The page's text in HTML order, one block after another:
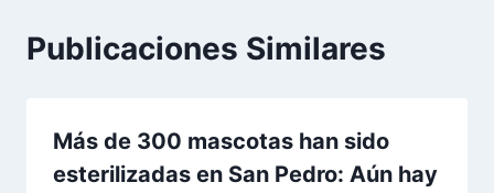
Publicaciones Similares
Más de 300 mascotas han sido
esterilizadas en San Pedro: Aún hay